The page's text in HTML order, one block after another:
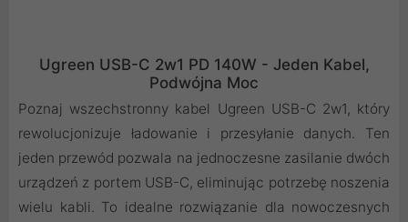
Ugreen USB-C 2w1 PD 140W - Jeden Kabel,
Podwójna Moc
Poznaj wszechstronny kabel Ugreen USB-C 2w1, który
rewolucjonizuje ładowanie i przesyłanie danych. Ten
jeden przewód pozwala na jednoczesne zasilanie dwóch
urządzeń z portem USB-C, eliminując potrzebę noszenia
wielu kabli. To idealne rozwiązanie dla nowoczesnych